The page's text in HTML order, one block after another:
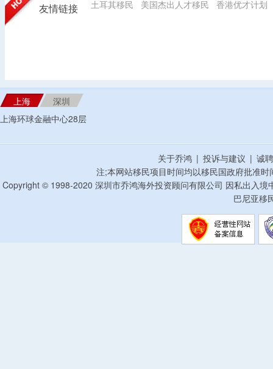
友情链接 土耳其移民 美国杰出人才移民 香港优才计划
上海
深圳
上海环球金融中心28层
关于乔鸿 | 投诉与建议 | 诚
注;本网站移民项目时间均以移民国政府批准
Copyright © 1998-2020 深圳市乔鸿海外投资顾问有限公司 因私出入
巴尼亚移